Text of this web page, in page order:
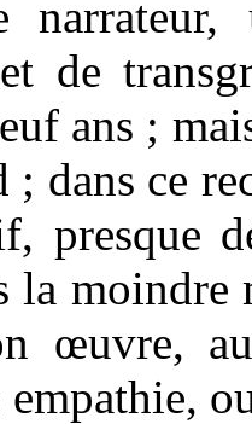
narrateur,
de
ans ;
; dans ce
presque
la moindre
œuvre,